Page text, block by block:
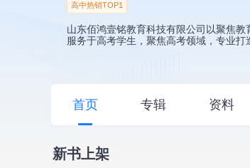
高中热销TOP1
山东佰鸿壹铭教育科技有限公司以聚焦
服务于高考学生，聚焦高考领域，专业打
首页 专辑 资料
新书上架